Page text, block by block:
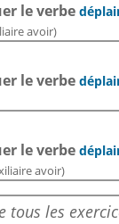
le verbe
avoir)
le verbe
le verbe
avoir)
tous les